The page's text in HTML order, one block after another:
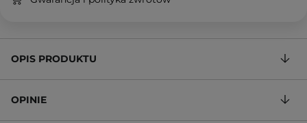
OPIS PRODUKTU
OPINIE